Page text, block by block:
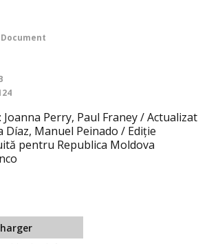
Document
Perry, Paul Franey / Actualizat
Díaz, Manuel Peinado / Ediție
pentru Republica Moldova